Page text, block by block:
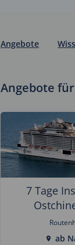
Angebote
Angebote
7 Tage
ab